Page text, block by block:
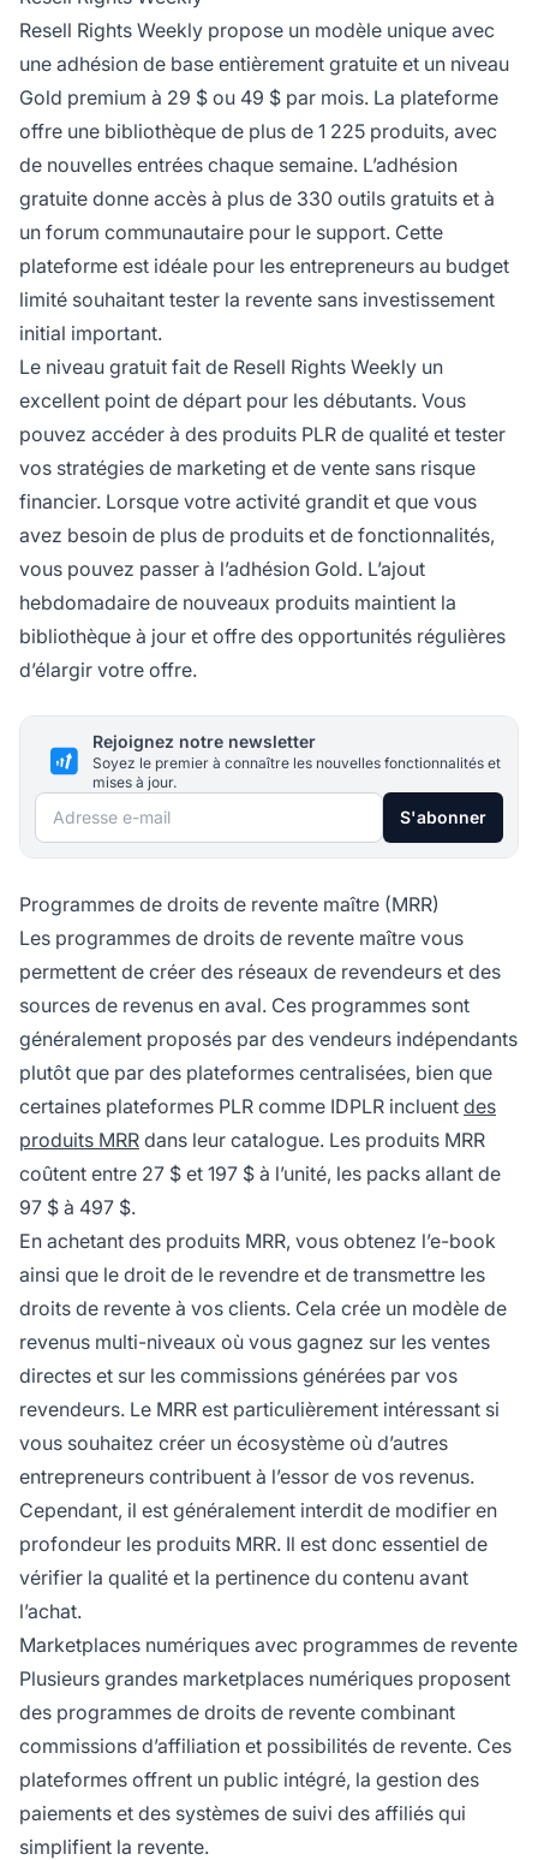
Resell Rights Weekly propose un modèle unique avec
une adhésion de base entièrement gratuite et un niveau
Gold premium à 29 $ ou 49 $ par mois. La plateforme
offre une bibliothèque de plus de 1 225 produits, avec
de nouvelles entrées chaque semaine. L’adhésion
gratuite donne accès à plus de 330 outils gratuits et à
un forum communautaire pour le support. Cette
plateforme est idéale pour les entrepreneurs au budget
limité souhaitant tester la revente sans investissement
initial important.
Le niveau gratuit fait de Resell Rights Weekly un
excellent point de départ pour les débutants. Vous
pouvez accéder à des produits PLR de qualité et tester
vos stratégies de marketing et de vente sans risque
financier. Lorsque votre activité grandit et que vous
avez besoin de plus de produits et de fonctionnalités,
vous pouvez passer à l’adhésion Gold. L’ajout
hebdomadaire de nouveaux produits maintient la
bibliothèque à jour et offre des opportunités régulières
d’élargir votre offre.
Rejoignez notre newsletter
Soyez le premier à connaître les nouvelles fonctionnalités et
mises à jour.
Adresse e-mail S'abonner
Programmes de droits de revente maître (MRR)
Les programmes de droits de revente maître vous
permettent de créer des réseaux de revendeurs et des
sources de revenus en aval. Ces programmes sont
généralement proposés par des vendeurs indépendants
plutôt que par des plateformes centralisées, bien que
certaines plateformes PLR comme IDPLR incluent des
produits MRR dans leur catalogue. Les produits MRR
coûtent entre 27 $ et 197 $ à l’unité, les packs allant de
97 $ à 497 $.
En achetant des produits MRR, vous obtenez l’e-book
ainsi que le droit de le revendre et de transmettre les
droits de revente à vos clients. Cela crée un modèle de
revenus multi-niveaux où vous gagnez sur les ventes
directes et sur les commissions générées par vos
revendeurs. Le MRR est particulièrement intéressant si
vous souhaitez créer un écosystème où d’autres
entrepreneurs contribuent à l’essor de vos revenus.
Cependant, il est généralement interdit de modifier en
profondeur les produits MRR. Il est donc essentiel de
vérifier la qualité et la pertinence du contenu avant
l’achat.
Marketplaces numériques avec programmes de revente
Plusieurs grandes marketplaces numériques proposent
des programmes de droits de revente combinant
commissions d’affiliation et possibilités de revente. Ces
plateformes offrent un public intégré, la gestion des
paiements et des systèmes de suivi des affiliés qui
simplifient la revente.